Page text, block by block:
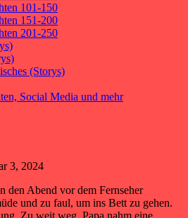
101-150
151-200
201-250
(Storys)
Social Media und mehr
3, 2024
den Abend vor dem Fernseher
und zu faul, um ins Bett zu gehen.
Zu weit weg. Papa nahm eine